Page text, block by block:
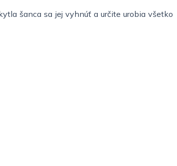
šanca sa jej vyhnúť a určite urobia všetko